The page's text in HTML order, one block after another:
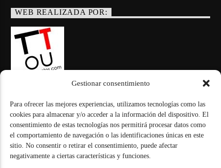
Gestionar consentimiento
Para ofrecer las mejores experiencias, utilizamos tecnologías como las
cookies para almacenar y/o acceder a la información del dispositivo. El
consentimiento de estas tecnologías nos permitirá procesar datos como
el comportamiento de navegación o las identificaciones únicas en este
sitio. No consentir o retirar el consentimiento, puede afectar
negativamente a ciertas características y funciones.
WEB REALIZADA POR:
© Todos los derechos reservados